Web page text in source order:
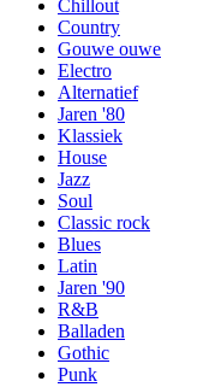
Chillout
Country
Gouwe ouwe
Electro
Alternatief
Jaren '80
Klassiek
House
Jazz
Soul
Classic rock
Blues
Latin
Jaren '90
R&B
Balladen
Gothic
Punk